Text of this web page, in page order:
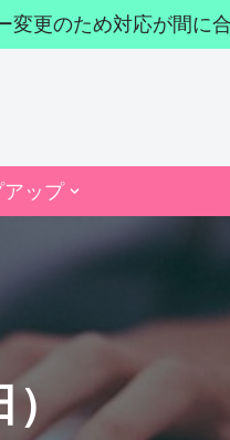
更のため対応が間に合
ップ
）